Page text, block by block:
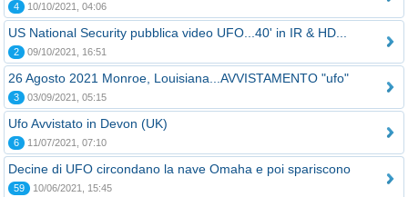
4 10/10/2021, 04:06
US National Security pubblica video UFO...40' in IR & HD...
2 09/10/2021, 16:51
26 Agosto 2021 Monroe, Louisiana...AVVISTAMENTO "ufo"
3 03/09/2021, 05:15
Ufo Avvistato in Devon (UK)
6 11/07/2021, 07:10
Decine di UFO circondano la nave Omaha e poi spariscono
59 10/06/2021, 15:45